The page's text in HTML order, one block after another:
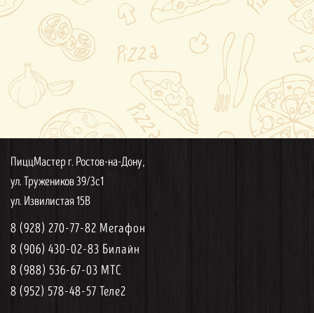
ПиццМастер г. Ростов-на-Дону,
ул. Тружеников 39/3с1
ул. Извилистая 15В
8 (928) 270-77-82 Мегафон
8 (906) 430-02-83 Билайн
8 (988) 536-67-03 МТС
8 (952) 578-48-57 Теле2